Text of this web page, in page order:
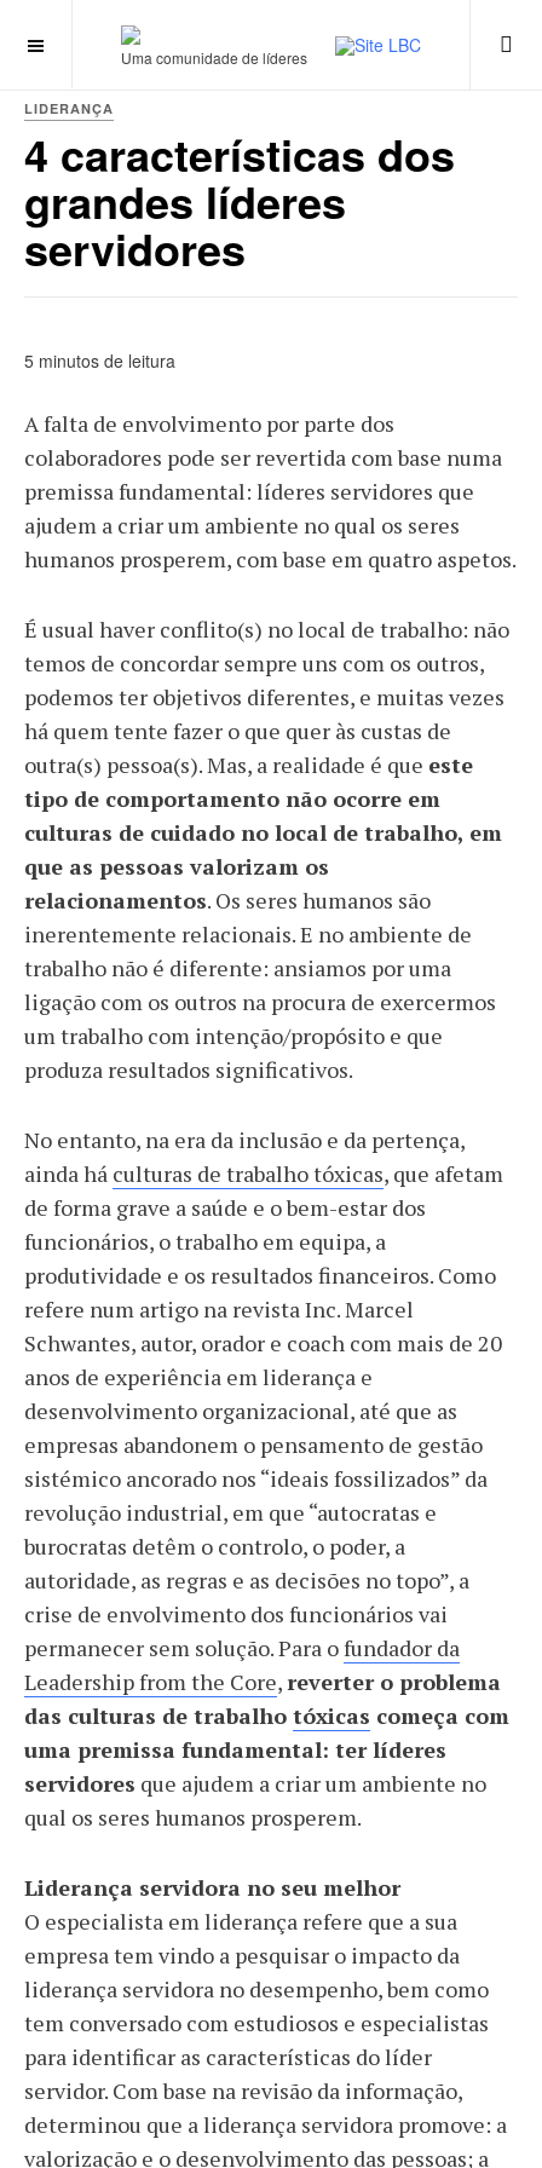
Uma comunidade de líderes
LIDERANÇA
4 características dos
grandes líderes
servidores
5 minutos de leitura
A falta de envolvimento por parte dos
colaboradores pode ser revertida com base numa
premissa fundamental: líderes servidores que
ajudem a criar um ambiente no qual os seres
humanos prosperem, com base em quatro aspetos.
É usual haver conflito(s) no local de trabalho: não
temos de concordar sempre uns com os outros,
podemos ter objetivos diferentes, e muitas vezes
há quem tente fazer o que quer às custas de
outra(s) pessoa(s). Mas, a realidade é que este
tipo de comportamento não ocorre em
culturas de cuidado no local de trabalho, em
que as pessoas valorizam os
relacionamentos. Os seres humanos são
inerentemente relacionais. E no ambiente de
trabalho não é diferente: ansiamos por uma
ligação com os outros na procura de exercermos
um trabalho com intenção/propósito e que
produza resultados significativos.
No entanto, na era da inclusão e da pertença,
ainda há culturas de trabalho tóxicas, que afetam
de forma grave a saúde e o bem-estar dos
funcionários, o trabalho em equipa, a
produtividade e os resultados financeiros. Como
refere num artigo na revista Inc. Marcel
Schwantes, autor, orador e coach com mais de 20
anos de experiência em liderança e
desenvolvimento organizacional, até que as
empresas abandonem o pensamento de gestão
sistémico ancorado nos “ideais fossilizados” da
revolução industrial, em que “autocratas e
burocratas detêm o controlo, o poder, a
autoridade, as regras e as decisões no topo”, a
crise de envolvimento dos funcionários vai
permanecer sem solução. Para ofundador da
Leadership from the Core,reverter o problema
das culturas de trabalho tóxicas começa com
uma premissa fundamental: ter líderes
servidores que ajudem a criar um ambiente no
qual os seres humanos prosperem.
Liderança servidora no seu melhor
O especialista em liderança refere que a sua
empresa tem vindo a pesquisar o impacto da
liderança servidora no desempenho, bem como
tem conversado com estudiosos e especialistas
para identificar as características do líder
servidor. Com base na revisão da informação,
determinou que a liderança servidora promove: a
valorização e o desenvolvimento das pessoas; a